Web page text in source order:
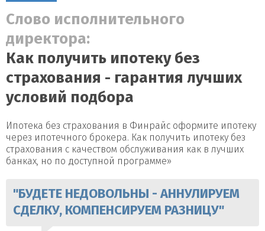
Слово исполнительного
директора:
Как получить ипотеку без
страхования - гарантия лучших
условий подбора
Ипотека без страхования в Финрайс оформите ипотеку
через ипотечного брокера. Как получить ипотеку без
страхования с качеством обслуживания как в лучших
банках, но по доступной программе»
"БУДЕТЕ НЕДОВОЛЬНЫ - АННУЛИРУЕМ
СДЕЛКУ, КОМПЕНСИРУЕМ РАЗНИЦУ"